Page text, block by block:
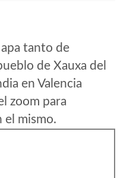
tanto de
de Xauxa del
en Valencia
zoom para
el mismo.